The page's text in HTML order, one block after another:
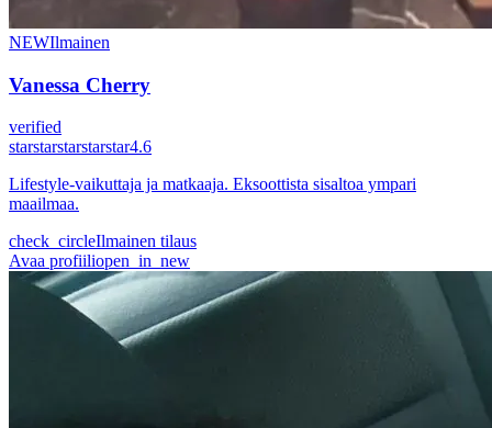
NEWIlmainen
Vanessa Cherry
verified
starstarstarstarstar4.6
Lifestyle-vaikuttaja ja matkaaja. Eksoottista sisaltoa ympari
maailmaa.
check_circleIlmainen tilaus
Avaa profiiliopen_in_new